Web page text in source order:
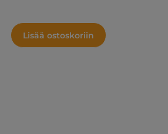
Lisää ostoskoriin